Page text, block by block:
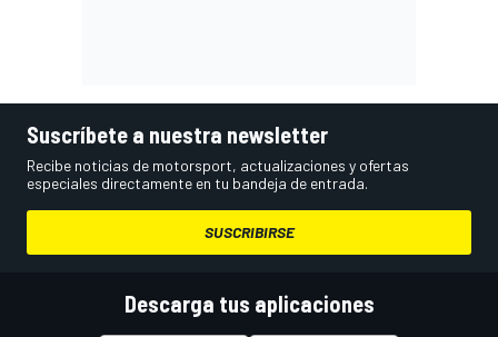
Suscríbete a nuestra newsletter
Recibe noticias de motorsport, actualizaciones y ofertas
especiales directamente en tu bandeja de entrada.
SUSCRIBIRSE
Descarga tus aplicaciones